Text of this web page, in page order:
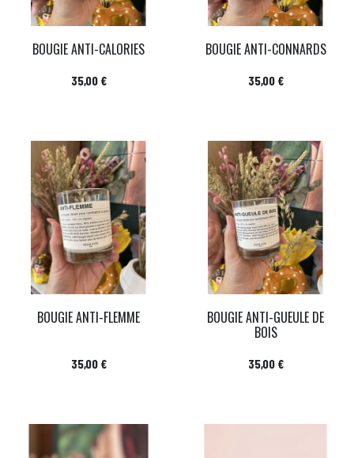
BOUGIE ANTI-CALORIES
Prix
35,00 €
BOUGIE ANTI-CONNARDS
Prix
35,00 €
BOUGIE ANTI-FLEMME
Prix
35,00 €
BOUGIE ANTI-GUEULE DE
BOIS
Prix
35,00 €